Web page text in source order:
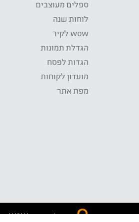
ספלים מעוצבים
לוחות שנה
wow לקיר
הגדלת תמונות
הגדות לפסח
מועדון לקוחות
מפת אתר
התשלום באתר WOW מאובטח בטכנולוגית SSL